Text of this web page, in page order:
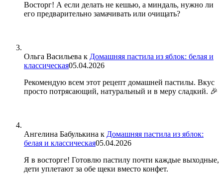
Восторг! А если делать не кешью, а миндаль, нужно ли
его предварительно замачивать или очищать?
Ольга Васильева к Домашняя пастила из яблок: белая и
классическая05.04.2026
Рекомендую всем этот рецепт домашней пастилы. Вкус
просто потрясающий, натуральный и в меру сладкий. 🎉
Ангелина Бабулькина к Домашняя пастила из яблок:
белая и классическая05.04.2026
Я в восторге! Готовлю пастилу почти каждые выходные,
дети уплетают за обе щеки вместо конфет.